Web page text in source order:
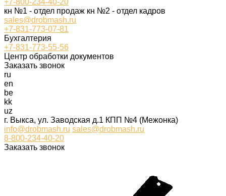
+7-800-234-40-20
кн №1 - отдел продаж кн №2 - отдел кадров
sales@drobmash.ru
+7-831-773-07-81
Бухгалтерия
+7-831-773-55-56
Центр обработки документов
Заказать звонок
ru
en
be
kk
uz
г. Выкса, ул. Заводская д.1 КПП №4 (Межонка)
info@drobmash.ru sales@drobmash.ru
8-800-234-40-20
Заказать звонок